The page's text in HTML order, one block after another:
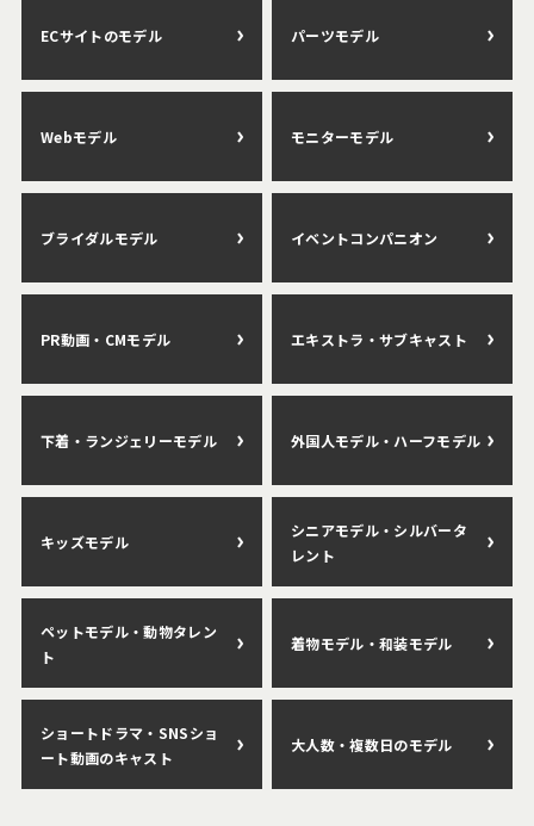
ECサイトのモデル パーツモデル
Webモデル モニターモデル
ブライダルモデル イベントコンパニオン
PR動画・CMモデル エキストラ・サブキャスト
下着・ランジェリーモデル 外国人モデル・ハーフモデル
キッズモデル
シニアモデル・シルバータ
レント
ペットモデル・動物タレン
ト
着物モデル・和装モデル
ショートドラマ・SNSショ
ート動画のキャスト
大人数・複数日のモデル